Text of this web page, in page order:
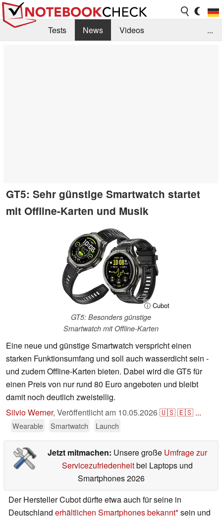
Tests News
Videos
...
GT5: Sehr günstige Smartwatch startet
mit Offline-Karten und Musik
ⓘ Cubot
GT5: Besonders günstige
Smartwatch mit Offline-Karten
Eine neue und günstige Smartwatch verspricht einen
starken Funktionsumfang und soll auch wasserdicht sein -
und zudem Offline-Karten bieten. Dabei wird die GT5 für
einen Preis von nur rund 80 Euro angeboten und bleibt
damit noch deutlich zweistellig.
Silvio Werner, Veröffentlicht am 10.05.2026🇺🇸🇪🇸 ...
Wearable Smartwatch Launch
Jetzt mitmachen: Unsere große Umfrage zur
Servicezufriedenheitbei Laptops und
Smartphones 2026
Der Hersteller Cubot dürfte etwa auch für seine in
Deutschland erhältlichen Smartphones bekannt sein und